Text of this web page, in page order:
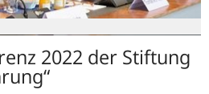
2022 der Stiftung